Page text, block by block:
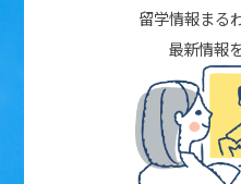
留学情報まる
最新情報